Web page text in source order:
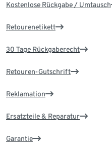
Kostenlose Rückgabe / Umtausch
Retourenetikett
30 Tage Rückgaberecht
Retouren-Gutschrift
Reklamation
Ersatzteile & Reparatur
Garantie